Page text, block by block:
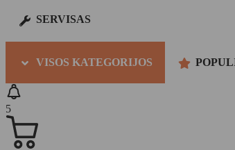
SERVISAS
VISOS KATEGORIJOS
5